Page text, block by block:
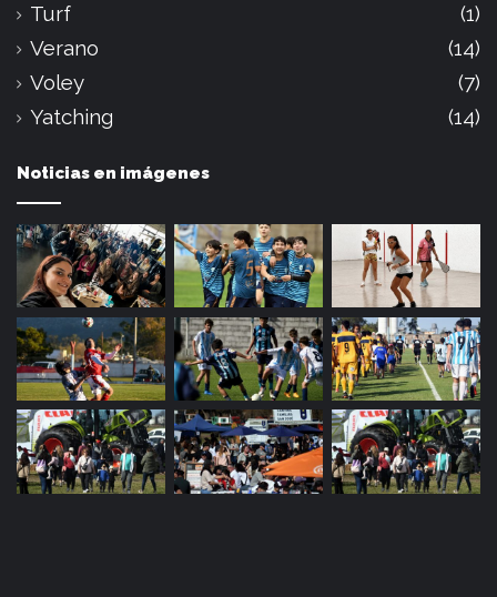
Turf
(1)
Verano
(14)
Voley
(7)
Yatching
(14)
Noticias en imágenes